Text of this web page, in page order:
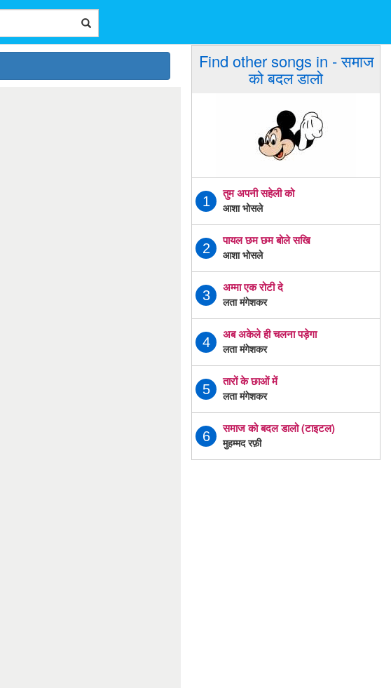
Find other songs in - समाज
को बदल डालो
1
तुम अपनी सहेली को
आशा भोसले
2
पायल छम छम बोले सखि
आशा भोसले
3
अम्मा एक रोटी दे
लता मंगेशकर
4
अब अकेले ही चलना पड़ेगा
लता मंगेशकर
5
तारों के छाओं में
लता मंगेशकर
6
समाज को बदल डालो (टाइटल)
मुहम्मद रफ़ी